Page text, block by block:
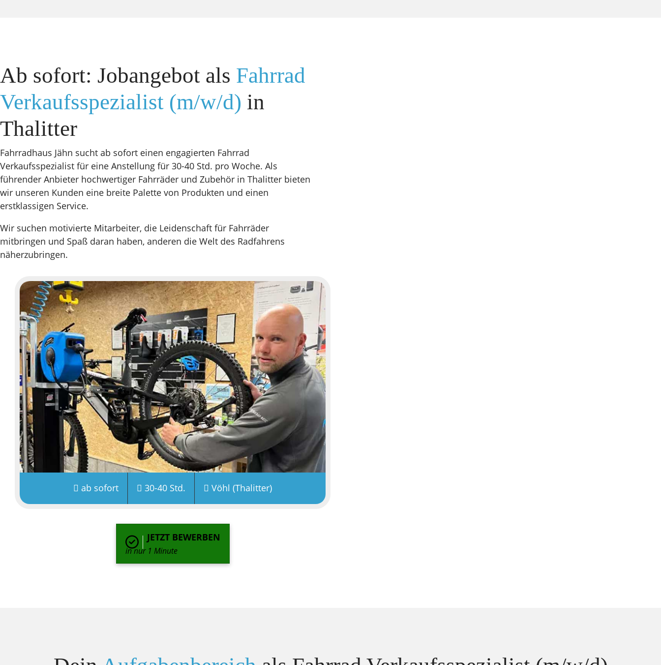
Ab sofort: Jobangebot als Fahrrad
Verkaufsspezialist (m/w/d) in
Thalitter
Fahrradhaus Jähn sucht ab sofort einen engagierten Fahrrad
Verkaufsspezialist für eine Anstellung für 30-40 Std. pro Woche. Als
führender Anbieter hochwertiger Fahrräder und Zubehör in Thalitter bieten
wir unseren Kunden eine breite Palette von Produkten und einen
erstklassigen Service.
Wir suchen motivierte Mitarbeiter, die Leidenschaft für Fahrräder
mitbringen und Spaß daran haben, anderen die Welt des Radfahrens
näherzubringen.
ab sofort 30-40 Std. Vöhl (Thalitter)
JETZT BEWERBEN
in nur 1 Minute